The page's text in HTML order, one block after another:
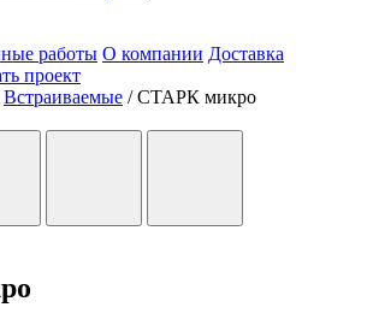
работы О компании Доставка
проект
Встраиваемые / СТАРК микро